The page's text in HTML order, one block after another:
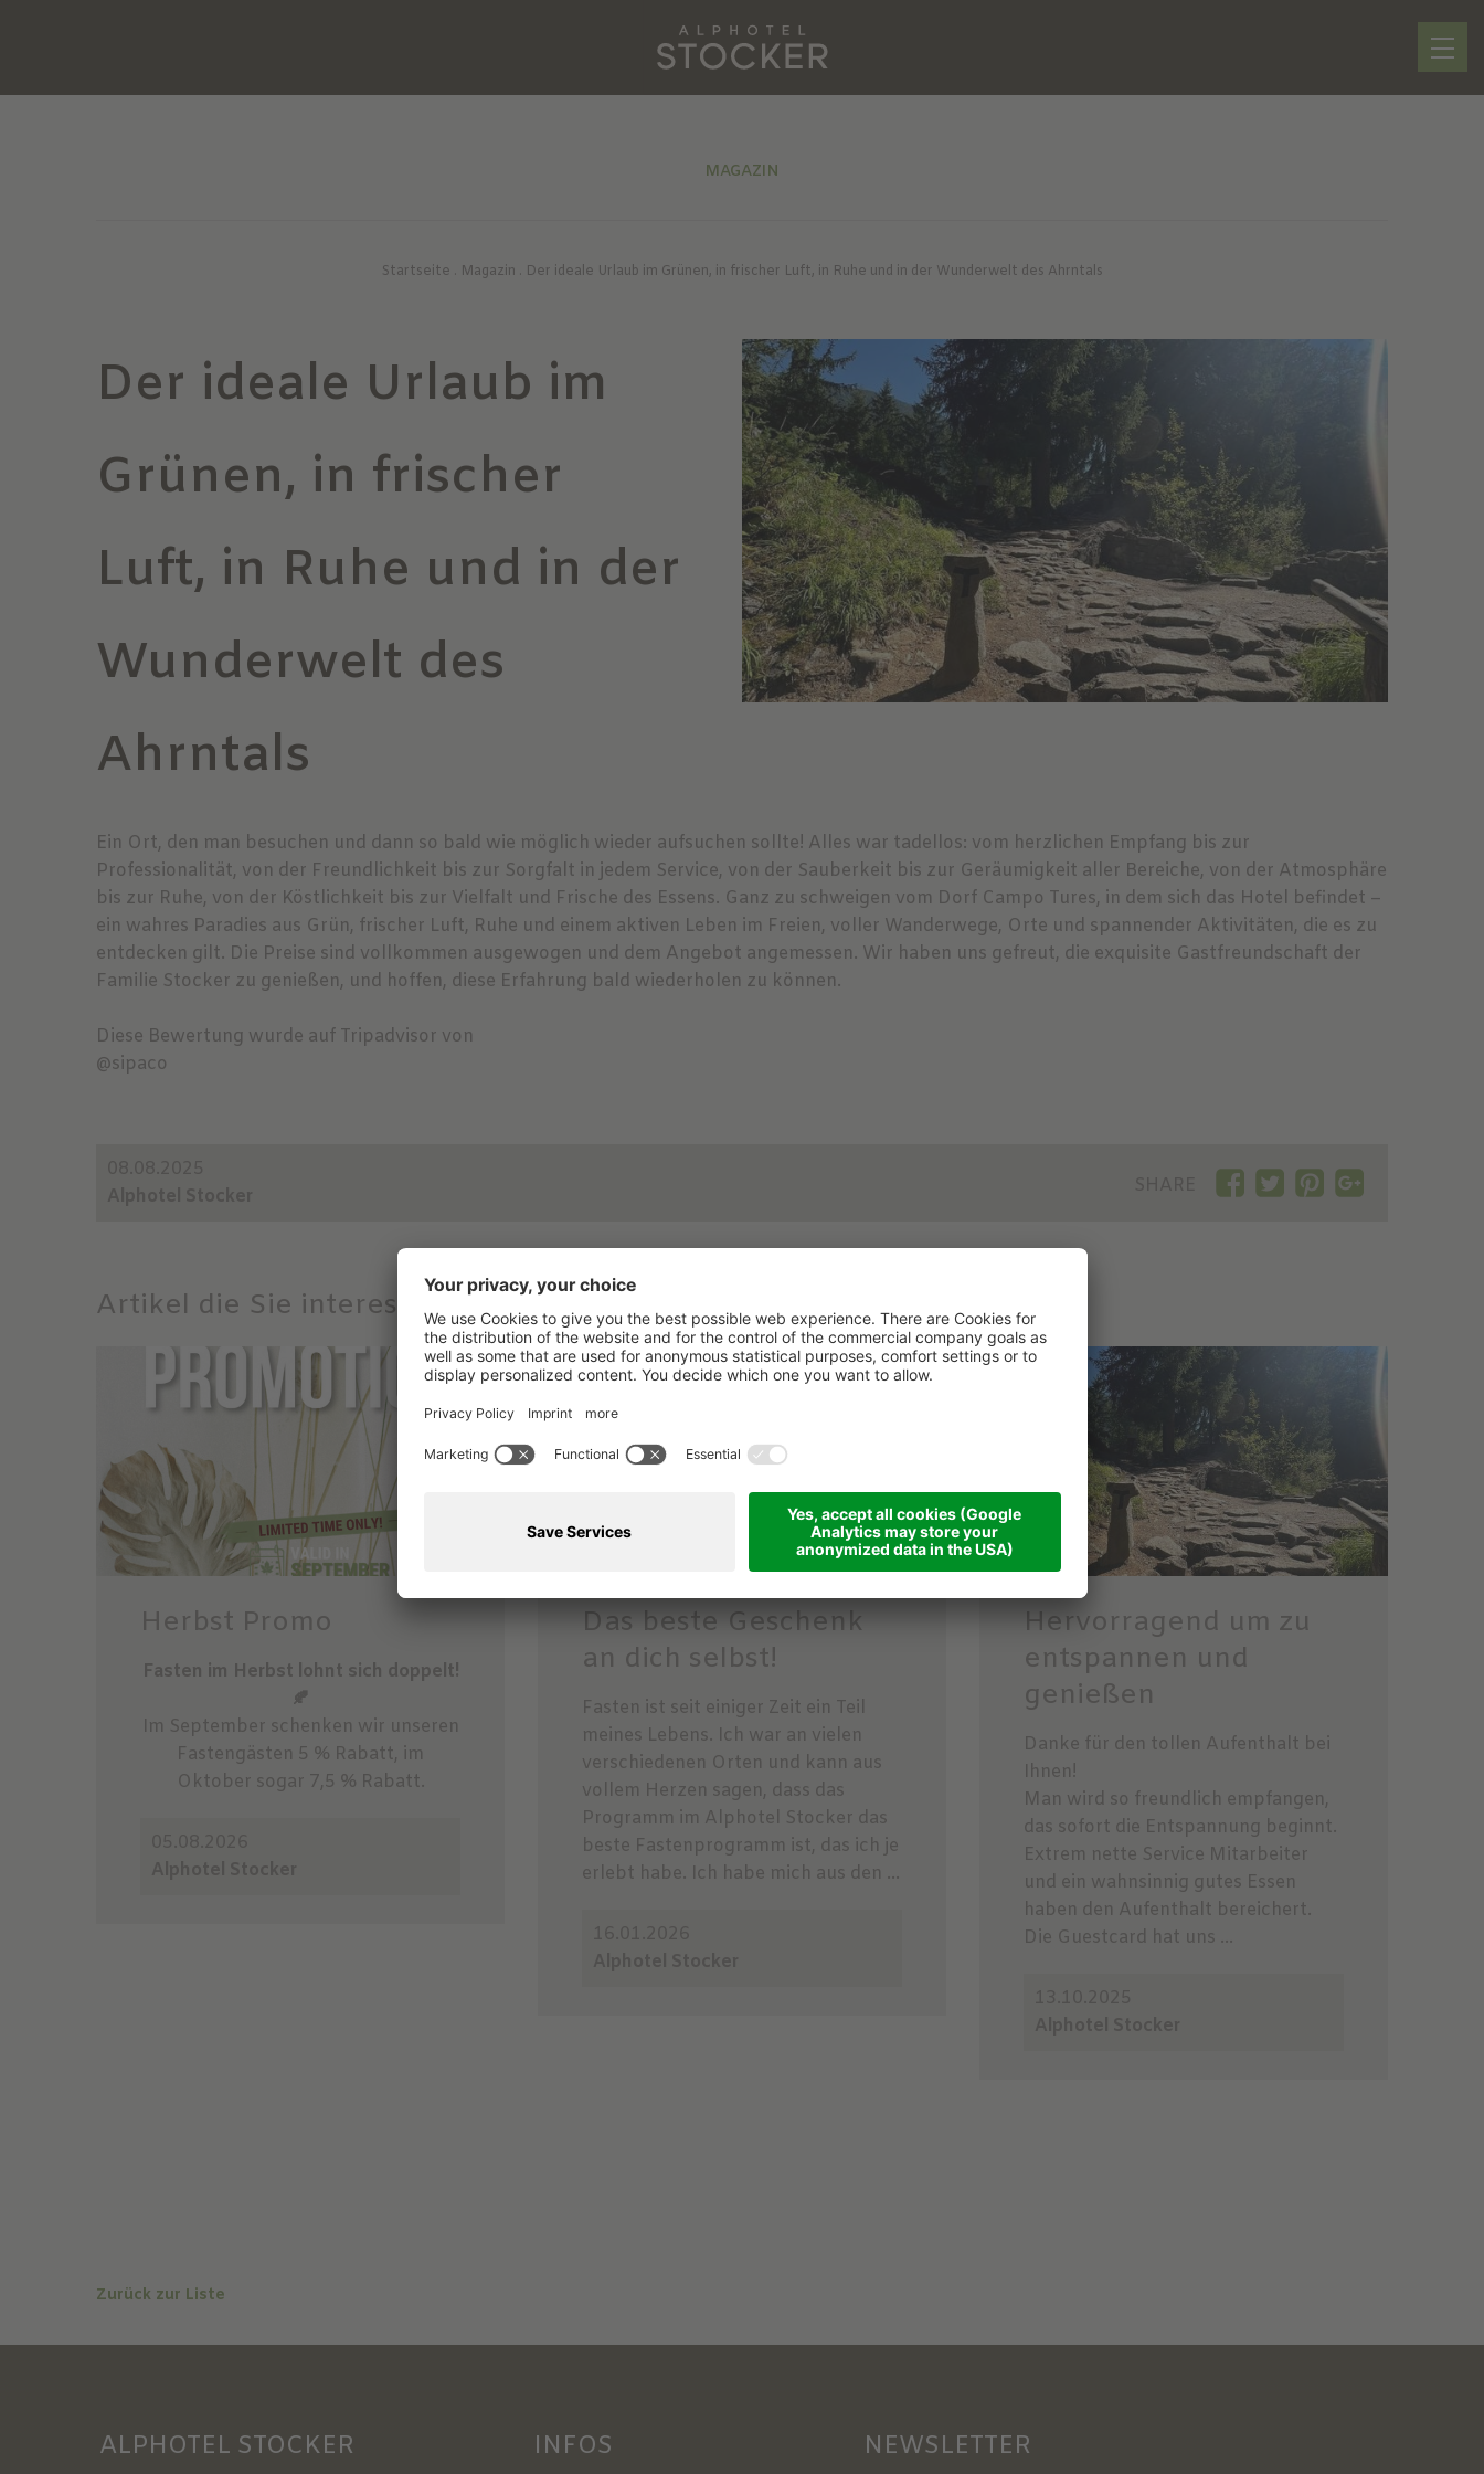
MAGAZIN
Startseite . Magazin . Der ideale Urlaub im Grünen, in frischer Luft, in Ruhe und in der Wunderwelt des Ahrntals
Der ideale Urlaub im
Grünen, in frischer
Luft, in Ruhe und in der
Wunderwelt des
Ahrntals
Ein Ort, den man besuchen und dann so bald wie möglich wieder aufsuchen sollte! Alles war tadellos: vom herzlichen Empfang bis zur
Professionalität, von der Freundlichkeit bis zur Sorgfalt in jedem Service, von der Sauberkeit bis zur Geräumigkeit aller Bereiche, von der Atmosphäre
bis zur Ruhe, von der Köstlichkeit bis zur Vielfalt und Frische des Essens. Ganz zu schweigen vom Dorf Campo Tures, in dem sich das Hotel befindet –
ein wahres Paradies aus Grün, frischer Luft, Ruhe und einem aktiven Leben im Freien, voller Wanderwege, Orte und spannender Aktivitäten, die es zu
entdecken gilt. Die Preise sind vollkommen ausgewogen und dem Angebot angemessen. Wir haben uns gefreut, die exquisite Gastfreundschaft der
Familie Stocker zu genießen, und hoffen, diese Erfahrung bald wiederholen zu können.
Diese Bewertung wurde auf Tripadvisor von
@sipaco
Artikel die Sie interessieren könnten
Herbst Promo
Fasten im Herbst lohnt sich doppelt!
🍂
Im September schenken wir unseren
Fastengästen 5 % Rabatt, im
Oktober sogar 7,5 % Rabatt.
Das beste Geschenk
an dich selbst!
Fasten ist seit einiger Zeit ein Teil
meines Lebens. Ich war an vielen
verschiedenen Orten und kann aus
vollem Herzen sagen, dass das
Programm im Alphotel Stocker das
beste Fastenprogramm ist, das ich je
erlebt habe. Ich habe mich aus den ...
Hervorragend um zu
entspannen und
genießen
Danke für den tollen Aufenthalt bei
Ihnen!
Man wird so freundlich empfangen,
das sofort die Entspannung beginnt.
Extrem nette Service Mitarbeiter
und ein wahnsinnig gutes Essen
haben den Aufenthalt bereichert.
Die Guestcard hat uns ...
Zurück zur Liste
ALPHOTEL STOCKER INFOS NEWSLETTER